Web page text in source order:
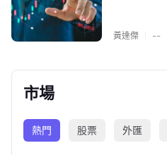
黃達傑 --
市場
熱門 股票 外匯